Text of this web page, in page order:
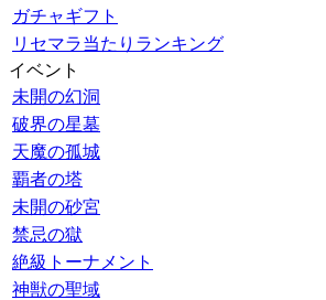
ガチャギフト
リセマラ当たりランキング
イベント
未開の幻洞
破界の星墓
天魔の孤城
覇者の塔
未開の砂宮
禁忌の獄
絶級トーナメント
神獣の聖域